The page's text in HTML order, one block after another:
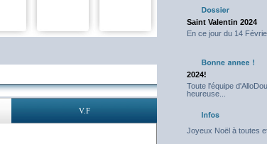
V.F
Saint Valentin 2024
En ce jour du 14
2024!
Toute l'équipe
heureuse...
Joyeux Noël à toutes